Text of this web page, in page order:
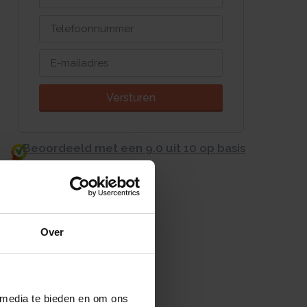
Over
te bieden en om ons
Versturen
Beoordeeld met een 9.0 uit 10 op basis